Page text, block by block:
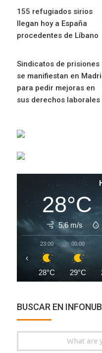
155 refugiados sirios
llegan hoy a España
procedentes de Líbano
Sindicatos de prisiones
se manifiestan en
para pedir mejoras en
sus derechos laborales
28°C
5.6 m/s
23:00
28°C
00:00
29°C
‹
BUSCAR EN
for: